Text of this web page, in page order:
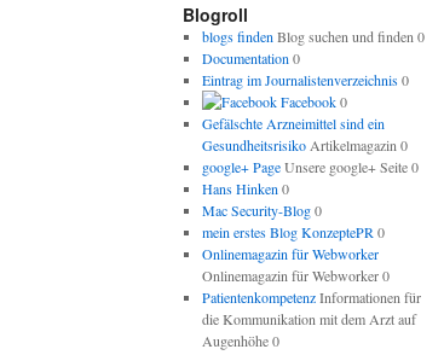
Blogroll
blogs finden Blog suchen und finden 0
Documentation 0
Eintrag im Journalistenverzeichnis0
Facebook0
Gefälschte Arzneimittel sind ein
GesundheitsrisikoArtikelmagazin 0
google+ PageUnsere google+ Seite 0
Hans Hinken 0
Mac Security-Blog0
mein erstes Blog KonzeptePR 0
Onlinemagazin für Webworker
Onlinemagazin für Webworker 0
PatientenkompetenzInformationen für
die Kommunikation mit dem Arzt auf
Augenhöhe 0